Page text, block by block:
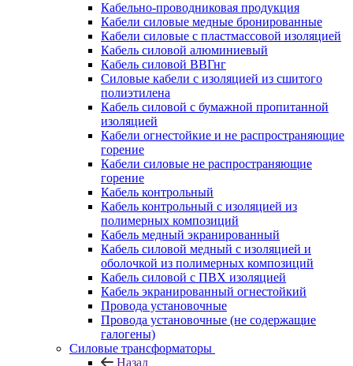
Кабельно-проводниковая продукция
Кабели силовые медные бронированные
Кабели силовые с пластмассовой изоляцией
Кабель силовой алюминиевый
Кабель силовой ВВГнг
Силовые кабели с изоляцией из сшитого
полиэтилена
Кабель силовой с бумажной пропитанной
изоляцией
Кабели огнестойкие и не распространяющие
горение
Кабели силовые не распространяющие
горение
Кабель контрольный
Кабель контрольный с изоляцией из
полимерных композиций
Кабель медный экранированный
Кабель силовой медный с изоляцией и
оболочкой из полимерных композиций
Кабель силовой с ПВХ изоляцией
Кабель экранированный огнестойкий
Провода установочные
Провода установочные (не содержащие
галогены)
Силовые трансформаторы
Назад